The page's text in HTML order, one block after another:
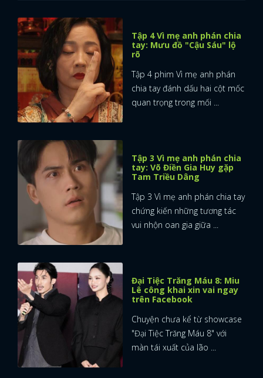
Tập 4 Vì mẹ anh phán chia
tay: Mưu đồ "Cậu Sáu" lộ
rõ
Tập 4 phim Vì mẹ anh phán
chia tay đánh dấu hai cột mốc
quan trọng trong mối ...
Tập 3 Vì mẹ anh phán chia
tay: Võ Điền Gia Huy gặp
Tam Triều Dâng
Tập 3 Vì mẹ anh phán chia tay
chứng kiến những tương tác
vui nhộn oan gia giữa ...
Đại Tiệc Trăng Máu 8: Miu
Lê công khai xin vai ngay
trên Facebook
Chuyện chưa kể từ showcase
"Đại Tiệc Trăng Máu 8" với
màn tái xuất của lão ...